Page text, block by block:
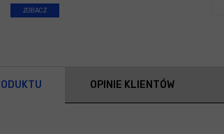
ZOBACZ
OPINIE KLIENTÓW